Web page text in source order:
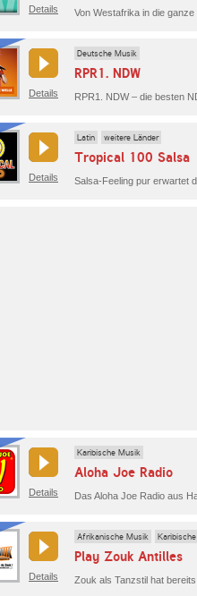
Details
Details
Deutsche Musik
RPR1. NDW
Details
Latin weitere Länder
Tropical 100 Salsa
Salsa-Feeling pur erwartet
Details
Karibische Musik
Aloha Joe Radio
Details
Afrikanische Musik
Play Zouk Antilles